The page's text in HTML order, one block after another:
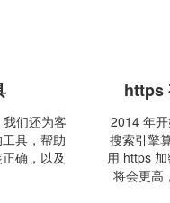
们还为客
具，帮助
确，以及
https
2014 年
搜索引擎
用 https
将会更高